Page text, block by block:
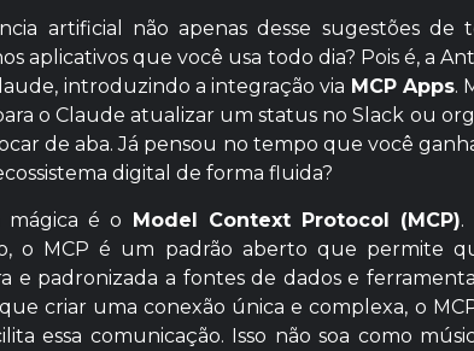
artificial não apenas desse sugestões de
aplicativos que você usa todo dia? Pois é, a
introduzindo a integração via MCP Apps.
o Claude atualizar um status no Slack ou
de aba. Já pensou no tempo que você
digital de forma fluida?
mágica é o Model Context Protocol (MCP).
o MCP é um padrão aberto que permite
e padronizada a fontes de dados e
criar uma conexão única e complexa, o
essa comunicação. Isso não soa como